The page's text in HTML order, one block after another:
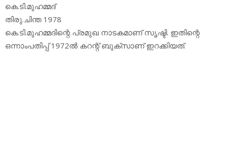
കെ.ടി.മുഹമ്മദ്
തിരു.ചിന്ത 1978
കെ.ടി.മുഹമ്മദിന്റെ പ്രമുഖ നാടകമാണ് സൃഷ്ടി. ഇതിന്റെ
ഒന്നാംപതിപ്പ് 1972ല്‍ കറന്റ് ബുക്‌സാണ് ഇറക്കിയത്.